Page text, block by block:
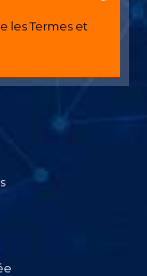
lesTermes et